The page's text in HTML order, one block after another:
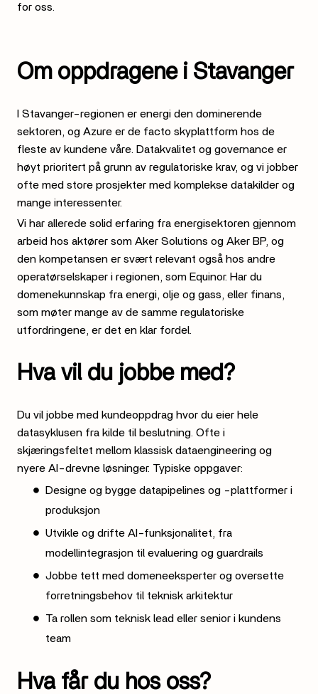
for oss.
Om oppdragene i Stavanger
I Stavanger-regionen er energi den dominerende
sektoren, og Azure er de facto skyplattform hos de
fleste av kundene våre. Datakvalitet og governance er
høyt prioritert på grunn av regulatoriske krav, og vi jobber
ofte med store prosjekter med komplekse datakilder og
mange interessenter.
Vi har allerede solid erfaring fra energisektoren gjennom
arbeid hos aktører som Aker Solutions og Aker BP, og
den kompetansen er svært relevant også hos andre
operatørselskaper i regionen, som Equinor. Har du
domenekunnskap fra energi, olje og gass, eller finans,
som møter mange av de samme regulatoriske
utfordringene, er det en klar fordel.
Hva vil du jobbe med?
Du vil jobbe med kundeoppdrag hvor du eier hele
datasyklusen fra kilde til beslutning. Ofte i
skjæringsfeltet mellom klassisk dataengineering og
nyere AI-drevne løsninger. Typiske oppgaver:
Designe og bygge datapipelines og -plattformer i
produksjon
Utvikle og drifte AI-funksjonalitet, fra
modellintegrasjon til evaluering og guardrails
Jobbe tett med domeneeksperter og oversette
forretningsbehov til teknisk arkitektur
Ta rollen som teknisk lead eller senior i kundens
team
Hva får du hos oss?